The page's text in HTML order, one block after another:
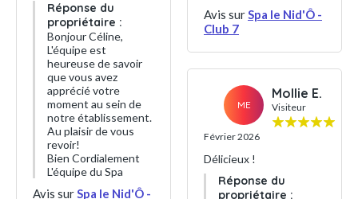
Réponse du
propriétaire :
Bonjour Céline,
L'équipe est
heureuse de savoir
que vous avez
apprécié votre
moment au sein de
notre établissement.
Au plaisir de vous
revoir!
Bien Cordialement
L'équipe du Spa
Avis surSpa le Nid'Ô -
Avis surSpa le Nid'Ô -
Club 7
ME
Mollie E.
Visiteur
Février 2026
Délicieux !
Réponse du
propriétaire :